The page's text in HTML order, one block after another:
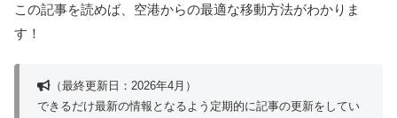
この記事を読めば、空港からの最適な移動方法がわかりま
す！
（最終更新日：2026年4月）
できるだけ最新の情報となるよう定期的に記事の更新をしてい